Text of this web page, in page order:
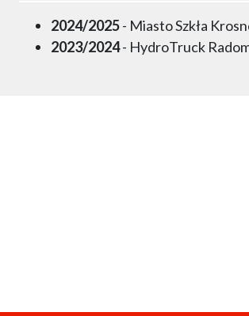
2024/2025- Miasto Szkła
2023/2024- HydroTruck